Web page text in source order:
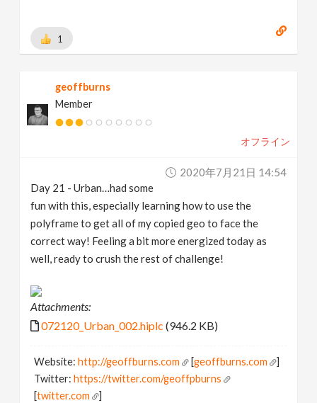
1
geoffburns
Member
オフライン
2020年7月21日 14:54
Day 21 - Urban…had some
fun with this, especially learning how to use the
polyframe to get all of my copied geo to face the
correct way! Feeling a bit more energized today as
well, ready to crush the rest of challenge!
Attachments:
072120_Urban_002.hiplc (946.2 KB)
Website:http://geoffburns.com [geoffburns.com
]
Twitter:https://twitter.com/geoffpburns
[twitter.com
]